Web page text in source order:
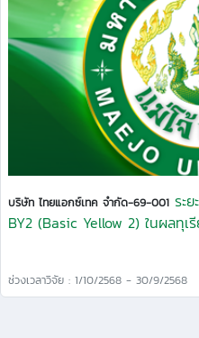
บริษัท ไทยแอกซ์เทค จำกัด-69-001 ระ
BY2 (Basic Yellow 2) ในผลทุ
ช่วงเวลาวิจัย : 1/10/2568 - 30/9/2568